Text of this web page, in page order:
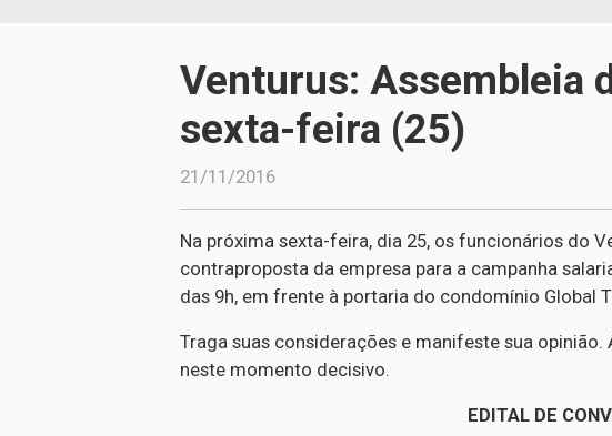
Venturus: Assembleia
sexta-feira (25)
21/11/2016
Na próxima sexta-feira, dia 25, os funcionários do
contraproposta da empresa para a campanha
das 9h, em frente à portaria do condomínio Global
Traga suas considerações e manifeste sua
neste momento decisivo.
EDITAL DE